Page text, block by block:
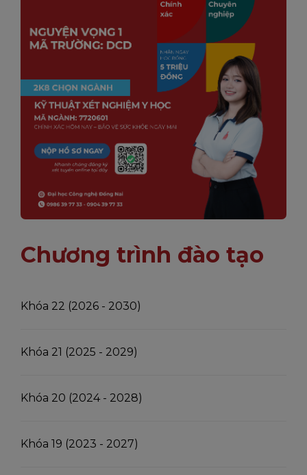
Chương trình đào tạo
Khóa 22 (2026 - 2030)
Khóa 21 (2025 - 2029)
Khóa 20 (2024 - 2028)
Khóa 19 (2023 - 2027)